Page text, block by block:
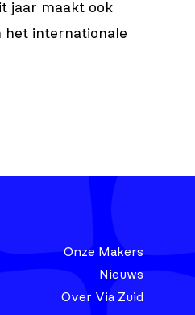
jaar maakt ook
het internationale
Onze Makers
Nieuws
Over Via Zuid